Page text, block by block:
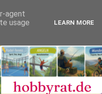
agent
usage
LEARN MORE